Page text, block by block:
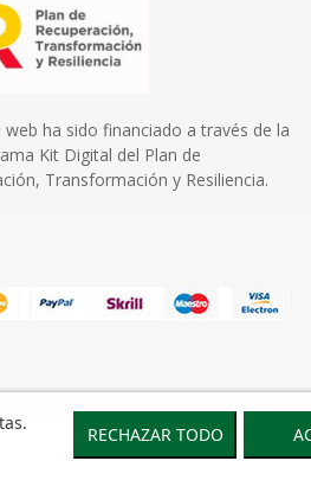
web ha sido financiado a través de la
Kit Digital del Plan de
Transformación y Resiliencia.
RECHAZAR TODO